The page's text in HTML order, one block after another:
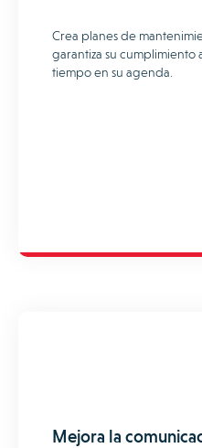
Crea planes de
garantiza su cumplimiento
tiempo en su agenda.
Mejora la